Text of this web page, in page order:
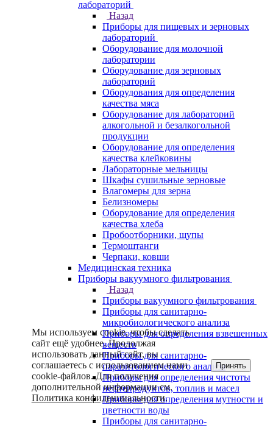
лабораторий
Назад
Приборы для пищевых и зерновых
лабораторий
Оборудование для молочной
лаборатории
Оборудование для зерновых
лабораторий
Оборудования для определения
качества мяса
Оборудование для лабораторий
алкогольной и безалкогольной
продукции
Оборудование для определения
качества клейковины
Лабораторные мельницы
Шкафы сушильные зерновые
Влагомеры для зерна
Белизномеры
Оборудование для определения
качества хлеба
Пробоотборники, щупы
Термоштанги
Черпаки, ковши
Медицинская техника
Приборы вакуумного фильтрования
Назад
Приборы вакуумного фильтрования
Приборы для санитарно-
микробиологического анализа
Приборы для определения взвешенных
веществ
Приборы для санитарно-
паразитологического анализа
Приборы для определения чистоты
нефтепродуктов, топлив и масел
Приборы для определения мутности и
цветности воды
Приборы для санитарно-
Мы используем cookie, чтобы сделать
сайт ещё удобнее. Продолжая
использовать данный сайт, вы
соглашаетесь с использованием нами
cookie-файлов. Для получения
дополнительной информации см.
Политика конфиденциальности.
Принять